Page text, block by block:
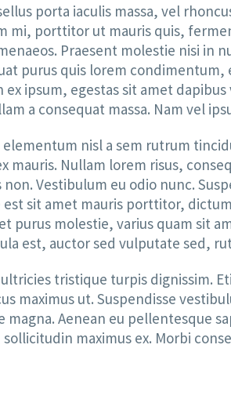
porta iaculis massa, vel
mi, porttitor ut mauris quis,
Praesent molestie nisi in
purus quis lorem
ex ipsum, egestas sit amet
a consequat massa. Nam vel
nisl a sem rutrum
mauris. Nullam lorem risus,
Vestibulum eu odio nunc.
sit amet mauris porttitor,
purus molestie, varius quam sit
est, auctor sed vulputate sed,
tristique turpis dignissim.
maximus ut. Suspendisse
Aenean eu pellentesque
maximus ex. Morbi